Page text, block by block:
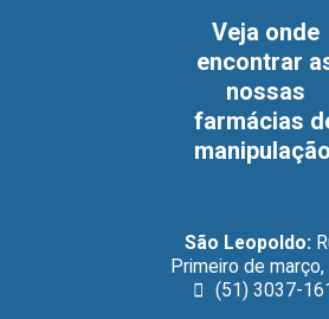
Minoxidil oral
Minoxidil Oral Manipulado na Matriz
Manipulação: Tratamento seguro e
queda de cabelo O que é Minoxidil
Veja onde
encontrar
nossas
farmácias
manipulação
São Leopoldo:
Primeiro de março,
(51) 3037-